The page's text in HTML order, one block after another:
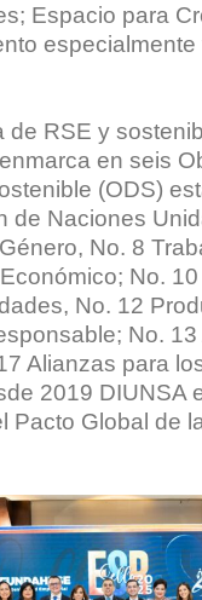
Espacio para
de RSE y
en seis
(ODS)
de Naciones
No. 8
No.
No. 12
No.
Alianzas para
2019 DIUNSA
Pacto Global de